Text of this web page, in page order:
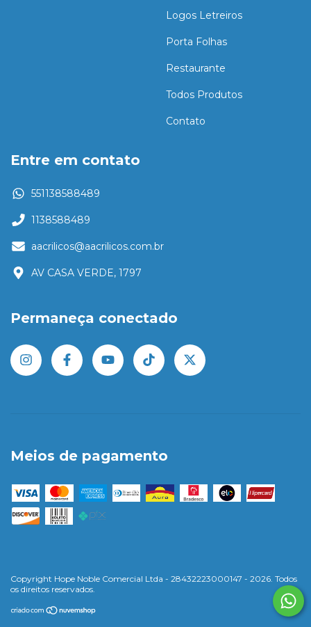
Logos Letreiros
Porta Folhas
Restaurante
Todos Produtos
Contato
Entre em contato
551138588489
1138588489
aacrilicos@aacrilicos.com.br
AV CASA VERDE, 1797
Permaneça conectado
Meios de pagamento
Copyright Hope Noble Comercial Ltda - 28432223000147 - 2026. Todos
os direitos reservados.